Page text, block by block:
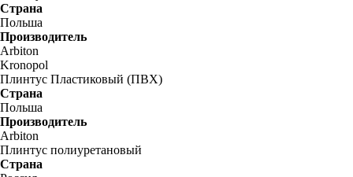
Страна
Польша
Производитель
Arbiton
Kronopol
Плинтус Пластиковый (ПВХ)
Страна
Польша
Производитель
Arbiton
Плинтус полиуретановый
Страна